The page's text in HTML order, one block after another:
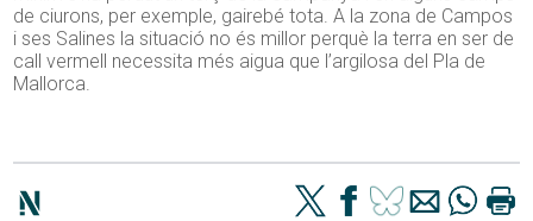
de ciurons, per exemple, gairebé tota. A la zona de Campos
i ses Salines la situació no és millor perquè la terra en ser de
call vermell necessita més aigua que l’argilosa del Pla de
Mallorca.